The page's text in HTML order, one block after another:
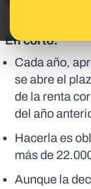
En corto:
Cada año,
se abre el
de la renta
del año
Hacerla es
más de
Aunque la